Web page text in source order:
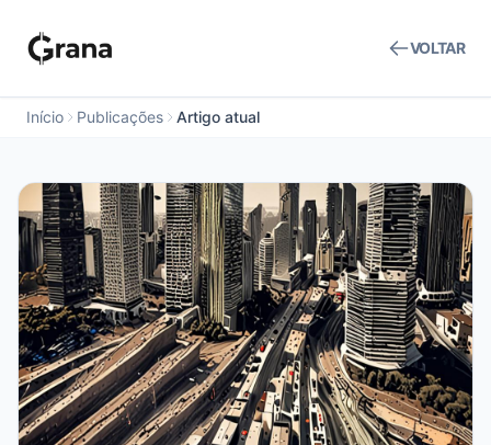
VOLTAR
Início Publicações Artigo atual